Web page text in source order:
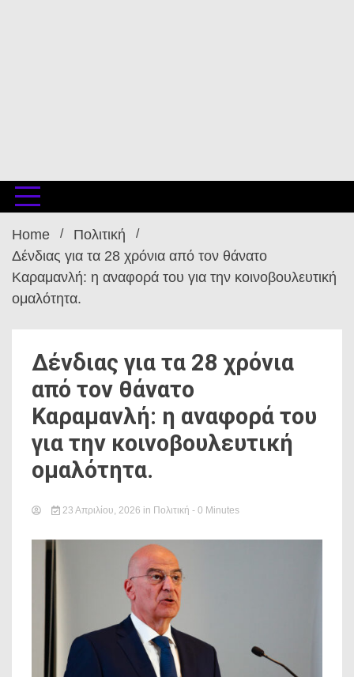
Home
Πολιτική
Δένδιας για τα 28 χρόνια από τον θάνατο
Καραμανλή: η αναφορά του για την κοινοβουλευτική
ομαλότητα.
Δένδιας για τα 28 χρόνια
από τον θάνατο
Καραμανλή: η αναφορά του
για την κοινοβουλευτική
ομαλότητα.
23 Απριλίου, 2026 in Πολιτική - 0 Minutes